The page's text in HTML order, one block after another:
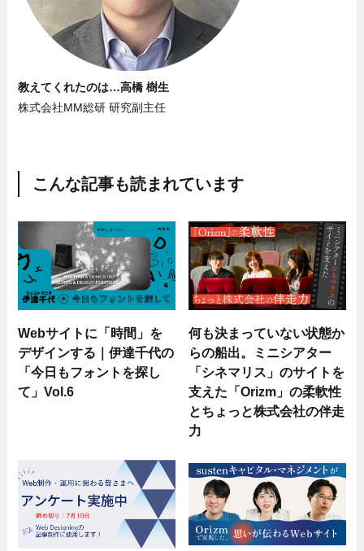
教えてくれたのは…高橋 樹生
株式会社MM総研 研究副主任
こんな記事も読まれています
Webサイトに「時間」を
デザインする｜伊達千代の
「今日もフォントを探し
て」Vol.6
何も決まっていない状態か
らの船出。ミニシアター
「シネマリス」のサイトを
支えた「Orizm」の柔軟性
とちょっと株式会社の伴走
力